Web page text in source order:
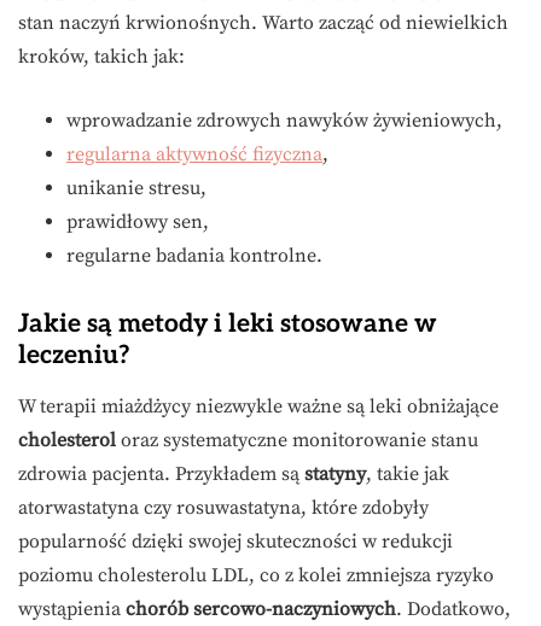
stan naczyń krwionośnych. Warto zacząć od niewielkich
kroków, takich jak:
wprowadzanie zdrowych nawyków żywieniowych,
regularna aktywność fizyczna,
unikanie stresu,
prawidłowy sen,
regularne badania kontrolne.
Jakie są metody i leki stosowane w
leczeniu?
W terapii miażdżycy niezwykle ważne są leki obniżające
cholesterol oraz systematyczne monitorowanie stanu
zdrowia pacjenta. Przykładem są statyny, takie jak
atorwastatyna czy rosuwastatyna, które zdobyły
popularność dzięki swojej skuteczności w redukcji
poziomu cholesterolu LDL, co z kolei zmniejsza ryzyko
wystąpienia chorób sercowo-naczyniowych. Dodatkowo,